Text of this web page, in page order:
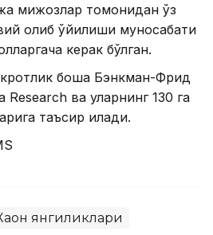
мижозлар томонидан ўз
олиб қўйилиши муносабати
керак бўлган.
бошқа Бэнкман-Фрид
ва уларнинг 130 га
таъсир қилади.
янгиликлари